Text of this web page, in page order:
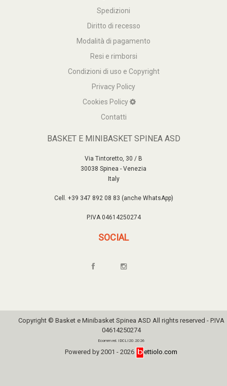
Spedizioni
Diritto di recesso
Modalità di pagamento
Resi e rimborsi
Condizioni di uso e Copyright
Privacy Policy
Cookies Policy
Contatti
BASKET E MINIBASKET SPINEA ASD
Via Tintoretto, 30 / B
30038 Spinea - Venezia
Italy
Cell. +39 347 892 08 83 (anche WhatsApp)
P.IVA 04614250274
SOCIAL
Copyright © Basket e Minibasket Spinea ASD All rights reserved - P.IVA
04614250274
Ecomm rel. IDCLI20.2026
Powered by 2001 - 2026 ettiolo.com